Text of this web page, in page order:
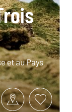
et au Pays